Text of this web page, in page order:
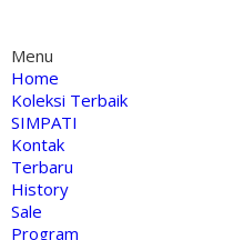
Menu
Home
Koleksi Terbaik
SIMPATI
Kontak
Terbaru
History
Sale
Program